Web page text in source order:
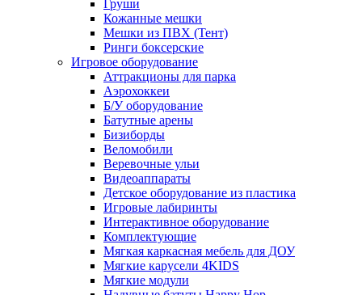
Груши
Кожанные мешки
Мешки из ПВХ (Тент)
Ринги боксерские
Игровое оборудование
Аттракционы для парка
Аэрохоккеи
Б/У оборудование
Батутные арены
Бизиборды
Веломобили
Веревочные ульи
Видеоаппараты
Детское оборудование из пластика
Игровые лабиринты
Интерактивное оборудование
Комплектующие
Мягкая каркасная мебель для ДОУ
Мягкие карусели 4KIDS
Мягкие модули